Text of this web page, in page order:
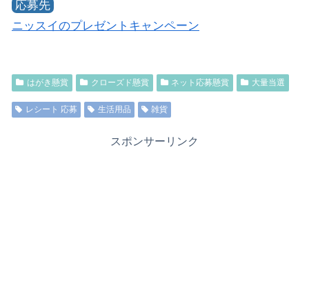
応募先
ニッスイのプレゼントキャンペーン
はがき懸賞 クローズド懸賞 ネット応募懸賞 大量当選
レシート 応募 生活用品 雑貨
スポンサーリンク